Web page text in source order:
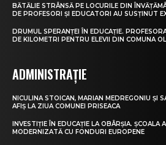
BĂTĂLIE STRÂNSĂ PE LOCURILE DIN
DE PROFESORI ȘI EDUCATORI AU SUSȚINUT
DRUMUL SPERANȚEI ÎN EDUCAȚIE.
DE KILOMETRI PENTRU ELEVII DIN COMUNA
ADMINISTRAȚIE
NICULINA STOICAN, MARIAN MEDREGONIU ȘI
AFIȘ LA ZIUA COMUNEI PRISEACA
INVESTIȚIE ÎN EDUCAȚIE LA OBÂRȘIA. ȘCOALA
MODERNIZATĂ CU FONDURI EUROPENE